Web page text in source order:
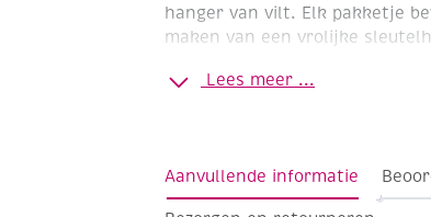
hanger van vilt. Elk pakketje
maken van een vrolijke
- 15 cm.Lees meer ...
Aanvullende informatie